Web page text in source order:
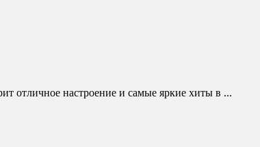
отличное настроение и самые яркие хиты в ...